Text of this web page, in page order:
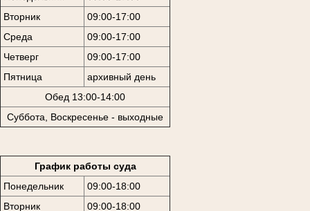
Вторник
09:00-17:00
Среда
09:00-17:00
Четверг
09:00-17:00
Пятница
архивный день
Обед 13:00-14:00
Суббота, Воскресенье - выходные
График работы суда
Понедельник
09:00-18:00
Вторник
09:00-18:00